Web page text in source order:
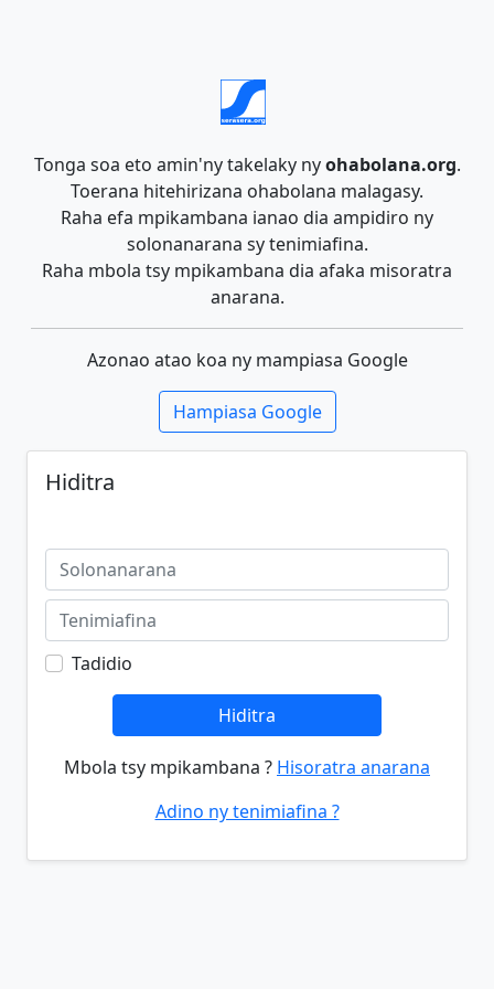
Tonga soa eto amin'ny takelaky nyohabolana.org.
Toerana hitehirizana ohabolana malagasy.
Raha efa mpikambana ianao dia ampidiro ny
solonanarana sy tenimiafina.
Raha mbola tsy mpikambana dia afaka misoratra
anarana.
Azonao atao koa ny mampiasa Google
Hampiasa Google
Hiditra
Tadidio
Hiditra
Mbola tsy mpikambana ? Hisoratra anarana
Adino ny tenimiafina ?